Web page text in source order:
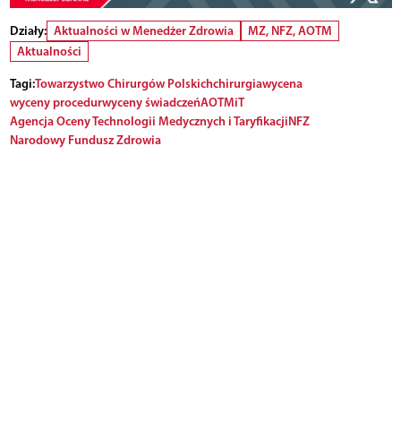
Działy: Aktualności w Menedżer Zdrowia
MZ, NFZ, AOTM
Aktualności
Tagi:Towarzystwo Chirurgów Polskichchirurgiawycena
wyceny procedurwyceny świadczeńAOTMiT
Agencja Oceny Technologii Medycznych i TaryfikacjiNFZ
Narodowy Fundusz Zdrowia